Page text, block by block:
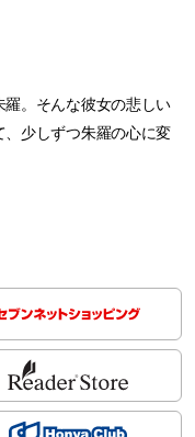
。そんな彼女の悲しい
少しずつ朱羅の心に変